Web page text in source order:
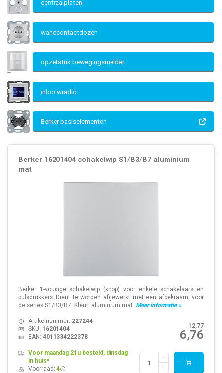
centraalplaten
wandcontactdozen
opzetstuk bewegingsmelder
inbouwradio
Berker basiselementen
Berker 16201404 schakelwip S1/B3/B7 aluminium
mat
Berker 1-voudige schakelwip (knop) voor enkele schakelaars en
pulsdrukkers. Dient te worden afgewerkt met een afdekraam, voor
de series S1/B3/B7. Kleur: aluminium mat. Meer informatie »
12,77
6,76
Artikelnummer: 227244
SKU: 16201404
EAN: 4011334222378
Voor maandag 21u besteld, dinsdag
in huis*
Voorraad: 4